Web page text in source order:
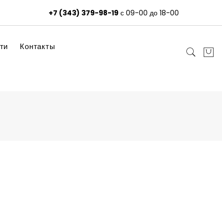
+7 (343) 379-98-19 с 09-00 до 18-00
Контакты